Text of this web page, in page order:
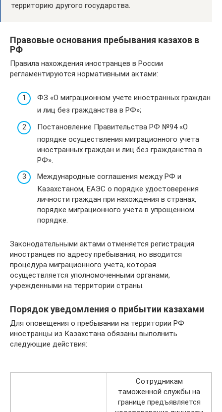
территорию другого государства.
Правовые основания пребывания казахов в
РФ
Правила нахождения иностранцев в России
регламентируются нормативными актами:
ФЗ «О миграционном учете иностранных граждан
и лиц без гражданства в РФ»;
Постановление Правительства РФ №94 «О
порядке осуществления миграционного учета
иностранных граждан и лиц без гражданства в
РФ».
Международные соглашения между РФ и
Казахстаном, ЕАЭС о порядке удостоверения
личности граждан при нахождения в странах,
порядке миграционного учета в упрощенном
порядке.
Законодательными актами отменяется регистрация
иностранцев по адресу пребывания, но вводится
процедура миграционного учета, которая
осуществляется уполномоченными органами,
учрежденными на территории страны.
Порядок уведомления о прибытии казахами
Для оповещения о пребывании на территории РФ
иностранцы из Казахстана обязаны выполнить
следующие действия:
Сотрудникам
таможенной службы на
границе предъявляется